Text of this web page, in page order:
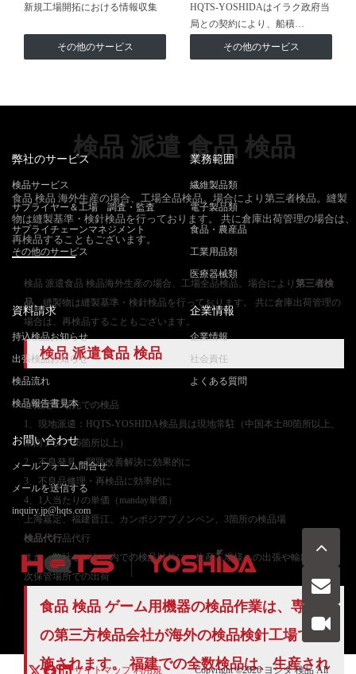
新規工場開拓における情報収集
その他のサービス
HQTS-YOSHIDAはイラク政府当
局との契約により、船積…
その他のサービス
検品 派遣 食品 検品
食品 検品 海外生産の場合、工場全品検品。場合により第三者検品。縫製
物は縫製基準・検針検品を行っております。 共に倉庫出荷管理の場合は、
再検品することもございます。
検品 派遣食品 検品海外生産の場合、工場全品検品。場合により 第三者検
品 。縫製物は縫製基準・検針検品を行っております。 共に倉庫出荷管理の
場合は、再検品することもございます。
検品 派遣食品 検品
ご指定工場先での検品
1、現地派遣：HQTS-YOSHIDA検品員は現地常駐（中国本土80箇所以上、
東南アジア26箇所以上）
2、不良発見・問題改善解決に効果的に
3、不良品修理・再検品に効率的に
4、1人当たりの単価（manday単価）
上海嘉定、福建晋江、カンボジアプノンペン、3箇所の検品場
検品代行品代行
また、弊社センター内での検品以外に、生産工場様への出張や輸出前の一
次保管場所での出荷
食品 検品 ゲーム用機器の検品作業は、専門
の第三方検品会社が海外の検品検針工場で実
施されます。 福建での全数検品は、生産され
弊社のサービス
検品サービス
サプライヤー＆工場 調査・監査
サプライチェーンマネジメント
その他のサービス
業務範囲
繊維製品類
電子製品類
食品・農産品
工業用品類
医療器械類
資料請求
持込検品お知らせ
出張検品お知らせ
検品流れ
検品報告書見本
企業情報
企業情報
社会責任
よくある質問
お問い合わせ
メールフォーム問合せ
メールを送信する
inquiry.jp@hqts.com
お電話でのお問い合わせ
050-5840-2657
サイトマップ 利用規 Copyright ©2026 ヨシダ 検品 All